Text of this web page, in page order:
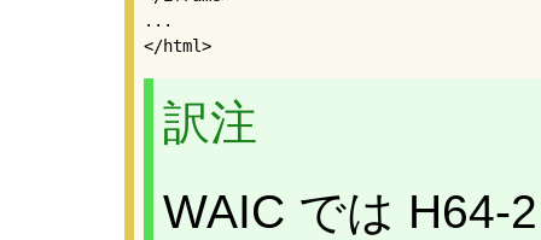
...
</html>
訳注
WAIC では H64-